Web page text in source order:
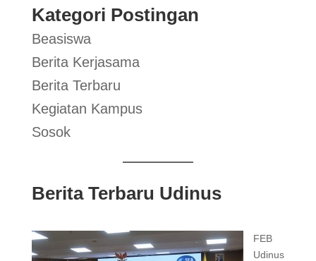
Kategori Postingan
Beasiswa
Berita Kerjasama
Berita Terbaru
Kegiatan Kampus
Sosok
Berita Terbaru Udinus
FEB
Udinus